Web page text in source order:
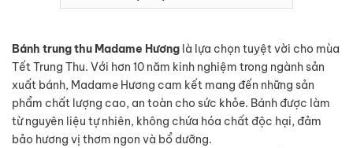
Bánh trung thu Madame Hương là lựa chọn tuyệt vời cho mùa
Tết Trung Thu. Với hơn 10 năm kinh nghiệm trong ngành sản
xuất bánh, Madame Hương cam kết mang đến những sản
phẩm chất lượng cao, an toàn cho sức khỏe. Bánh được làm
từ nguyên liệu tự nhiên, không chứa hóa chất độc hại, đảm
bảo hương vị thơm ngon và bổ dưỡng.